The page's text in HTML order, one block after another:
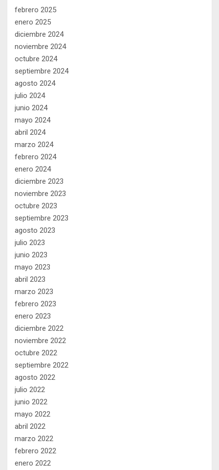
febrero 2025
enero 2025
diciembre 2024
noviembre 2024
octubre 2024
septiembre 2024
agosto 2024
julio 2024
junio 2024
mayo 2024
abril 2024
marzo 2024
febrero 2024
enero 2024
diciembre 2023
noviembre 2023
octubre 2023
septiembre 2023
agosto 2023
julio 2023
junio 2023
mayo 2023
abril 2023
marzo 2023
febrero 2023
enero 2023
diciembre 2022
noviembre 2022
octubre 2022
septiembre 2022
agosto 2022
julio 2022
junio 2022
mayo 2022
abril 2022
marzo 2022
febrero 2022
enero 2022